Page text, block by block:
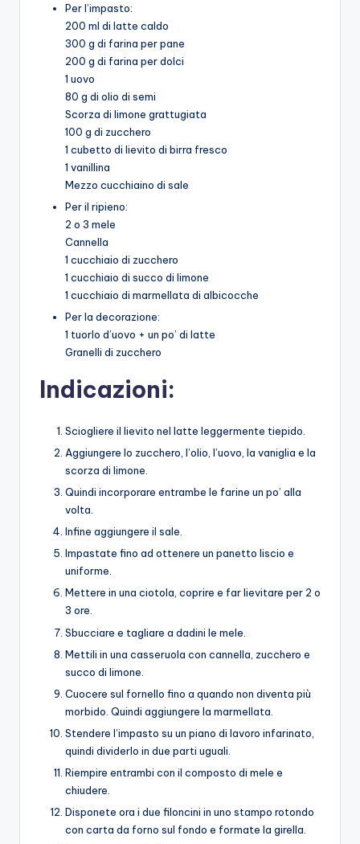
Per l’impasto:
200 ml di latte caldo
300 g di farina per pane
200 g di farina per dolci
1 uovo
80 g di olio di semi
Scorza di limone grattugiata
100 g di zucchero
1 cubetto di lievito di birra fresco
1 vanillina
Mezzo cucchiaino di sale
Per il ripieno:
2 o 3 mele
Cannella
1 cucchiaio di zucchero
1 cucchiaio di succo di limone
1 cucchiaio di marmellata di albicocche
Per la decorazione:
1 tuorlo d’uovo + un po’ di latte
Granelli di zucchero
Indicazioni:
Sciogliere il lievito nel latte leggermente tiepido.
Aggiungere lo zucchero, l’olio, l’uovo, la vaniglia e la
scorza di limone.
Quindi incorporare entrambe le farine un po’ alla
volta.
Infine aggiungere il sale.
Impastate fino ad ottenere un panetto liscio e
uniforme.
Mettere in una ciotola, coprire e far lievitare per 2 o
3 ore.
Sbucciare e tagliare a dadini le mele.
Mettili in una casseruola con cannella, zucchero e
succo di limone.
Cuocere sul fornello fino a quando non diventa più
morbido. Quindi aggiungere la marmellata.
Stendere l’impasto su un piano di lavoro infarinato,
quindi dividerlo in due parti uguali.
Riempire entrambi con il composto di mele e
chiudere.
Disponete ora i due filoncini in uno stampo rotondo
con carta da forno sul fondo e formate la girella.